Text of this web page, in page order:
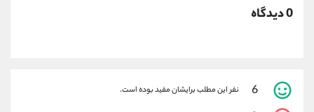
0 دیدگاه
6 نفر این مطلب برایشان مفید بوده است.